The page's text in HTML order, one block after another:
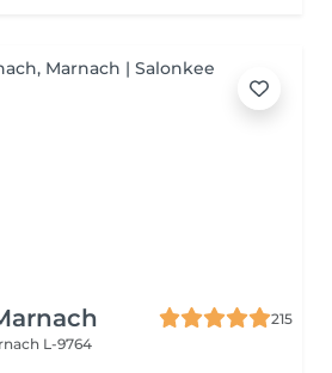
215
L-9764